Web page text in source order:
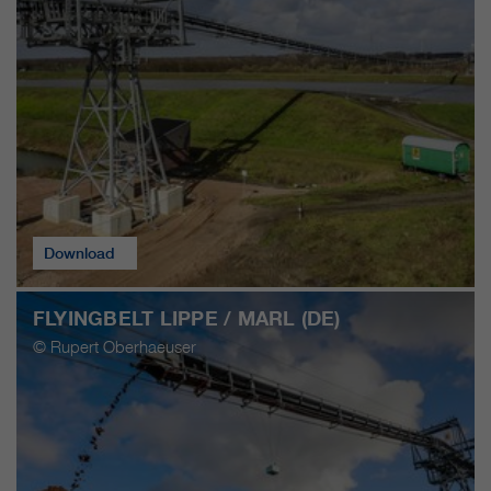
Download
FLYINGBELT LIPPE / MARL (DE)
© Rupert Oberhaeuser
https://policies.google.com/privacy.
Gesammelte nicht
personenbezogene Daten werden
verwendet, um Berichte über die
Nutzung der Website zu erstellen,
die uns helfen, unsere Websites /
Apps zu verbessern. Diese
Informationen werden auch an
unsere Kunden / Partner
weitergegeben.